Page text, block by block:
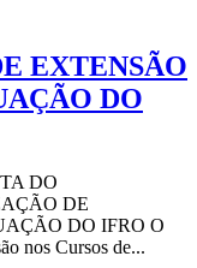
EXTENSÃO
DO
DO
DE
DO IFRO O
nos Cursos de...